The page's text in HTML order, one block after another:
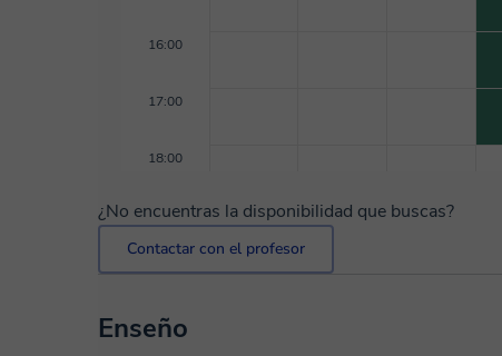
16:00
17:00
18:00
¿No encuentras la disponibilidad que buscas?
Contactar con el profesor
Enseño